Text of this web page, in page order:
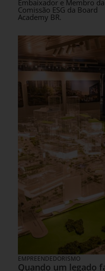
Embaixador e Membro da
Comissão ESG da Board
Academy BR.
EMPREENDEDORISMO
Quando um legado